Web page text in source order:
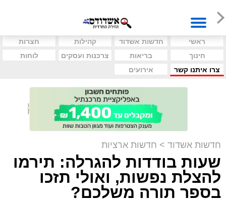
ראשי חדשות אשדוד קהילות
חצרות
חינוך
בריאות צרכנות ועסקים
לוחות
צרו איתנו קשר
אירועים
חדשות אשדוד > חדשות ארציות
שעות בודדות להגרלה: תירמו
להצלת נפשות, ואולי תזכו
בספר תורה משלכם?